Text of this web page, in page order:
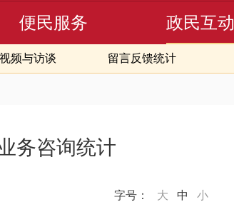
便民服务 政民互动
视频与访谈 留言反馈统计
务咨询统计
字号： 大 中 小